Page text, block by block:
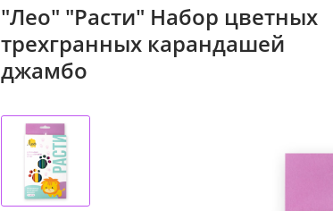
"Лео" "Расти" Набор цветных
трехгранных карандашей
джамбо